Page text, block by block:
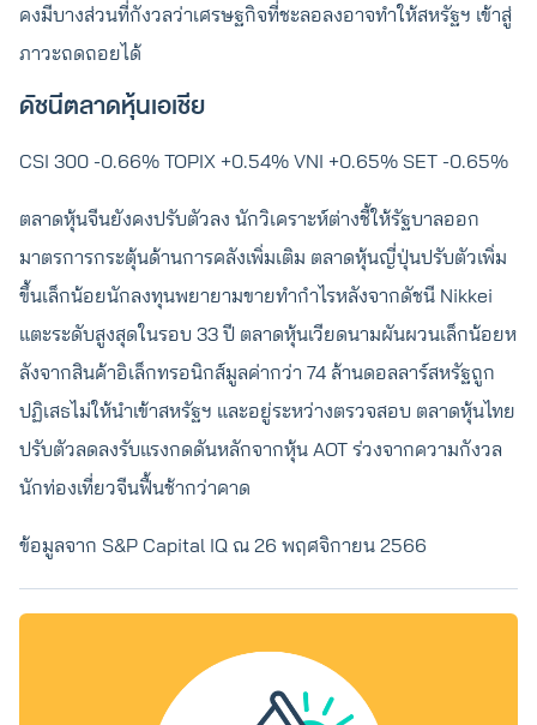
คงมีบางส่วนที่กังวลว่าเศรษฐกิจที่ชะลอลงอาจทำให้สหรัฐฯ เข้าสู่
ภาวะถดถอยได้
ดัชนีตลาดหุ้นเอเชีย
CSI 300 -0.66% TOPIX +0.54% VNI +0.65% SET -0.65%
ตลาดหุ้นจีนยังคงปรับตัวลง นักวิเคราะห์ต่างชี้ให้รัฐบาลออก
มาตรการกระตุ้นด้านการคลังเพิ่มเติม ตลาดหุ้นญี่ปุ่นปรับตัวเพิ่ม
ขึ้นเล็กน้อยนักลงทุนพยายามขายทำกำไรหลังจากดัชนี Nikkei
แตะระดับสูงสุดในรอบ 33 ปี ตลาดหุ้นเวียดนามผันผวนเล็กน้อยห
ลังจากสินค้าอิเล็กทรอนิกส์มูลค่ากว่า 74 ล้านดอลลาร์สหรัฐถูก
ปฏิเสธไม่ให้นำเข้าสหรัฐฯ และอยู่ระหว่างตรวจสอบ ตลาดหุ้นไทย
ปรับตัวลดลงรับแรงกดดันหลักจากหุ้น AOT ร่วงจากความกังวล
นักท่องเที่ยวจีนฟื้นช้ากว่าคาด
ข้อมูลจาก S&P Capital IQ ณ 26 พฤศจิกายน 2566